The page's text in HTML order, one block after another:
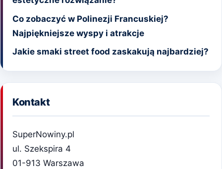
Co zobaczyć w Polinezji Francuskiej?
Najpiękniejsze wyspy i atrakcje
Jakie smaki street food zaskakują najbardziej?
Kontakt
SuperNowiny.pl
ul. Szekspira 4
01-913 Warszawa